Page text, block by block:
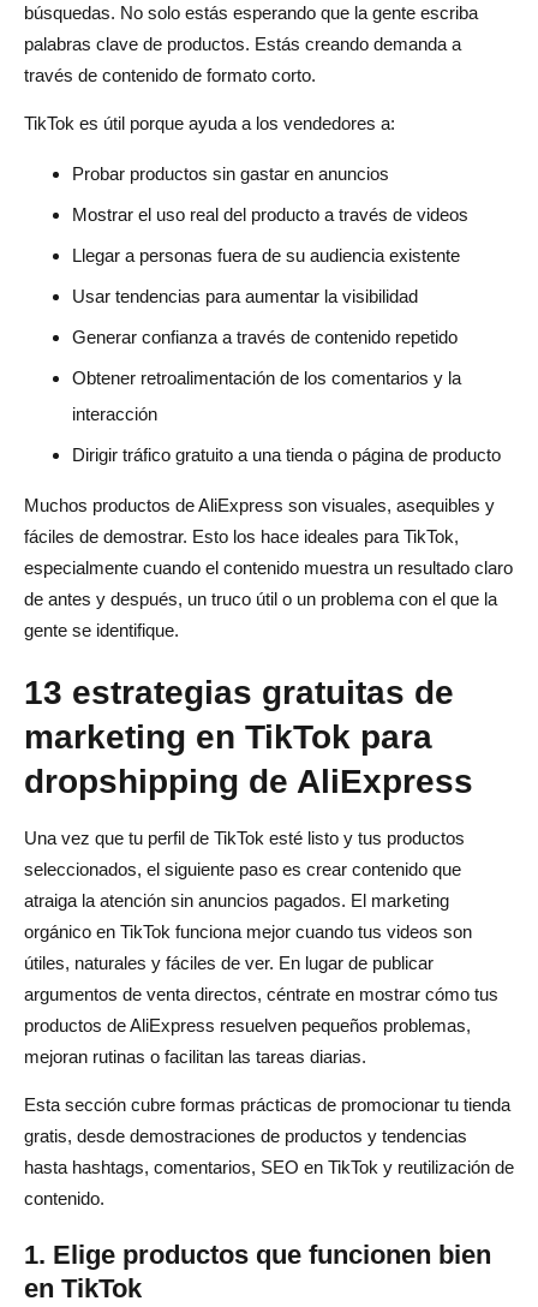
búsquedas. No solo estás esperando que la gente escriba
palabras clave de productos. Estás creando demanda a
través de contenido de formato corto.
TikTok es útil porque ayuda a los vendedores a:
Probar productos sin gastar en anuncios
Mostrar el uso real del producto a través de videos
Llegar a personas fuera de su audiencia existente
Usar tendencias para aumentar la visibilidad
Generar confianza a través de contenido repetido
Obtener retroalimentación de los comentarios y la
interacción
Dirigir tráfico gratuito a una tienda o página de producto
Muchos productos de AliExpress son visuales, asequibles y
fáciles de demostrar. Esto los hace ideales para TikTok,
especialmente cuando el contenido muestra un resultado claro
de antes y después, un truco útil o un problema con el que la
gente se identifique.
13 estrategias gratuitas de
marketing en TikTok para
dropshipping de AliExpress
Una vez que tu perfil de TikTok esté listo y tus productos
seleccionados, el siguiente paso es crear contenido que
atraiga la atención sin anuncios pagados. El marketing
orgánico en TikTok funciona mejor cuando tus videos son
útiles, naturales y fáciles de ver. En lugar de publicar
argumentos de venta directos, céntrate en mostrar cómo tus
productos de AliExpress resuelven pequeños problemas,
mejoran rutinas o facilitan las tareas diarias.
Esta sección cubre formas prácticas de promocionar tu tienda
gratis, desde demostraciones de productos y tendencias
hasta hashtags, comentarios, SEO en TikTok y reutilización de
contenido.
1. Elige productos que funcionen bien
en TikTok